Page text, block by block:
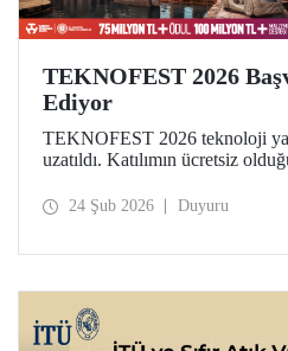
TEKNOFEST 2026
Ediyor
TEKNOFEST 2026 teknoloji
uzatıldı. Katılımın ücretsiz
teknoloji festivali TEKNOFEST
24 Şub 2026 Duyuru